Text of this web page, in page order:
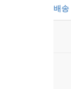
배송